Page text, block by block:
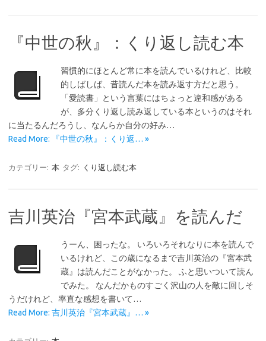
『中世の秋』：くり返し読む本
習慣的にほとんど常に本を読んでいるけれど、比較
的しばしば、昔読んだ本を読み返す方だと思う。
「愛読書」という言葉にはちょっと違和感がある
が、多分くり返し読み返している本というのはそれ
に当たるんだろうし、なんらか自分の好み…
Read More: 『中世の秋』：くり返… »
カテゴリー: 本 タグ: くり返し読む本
吉川英治『宮本武蔵』を読んだ
うーん、困ったな。 いろいろそれなりに本を読んで
いるけれど、この歳になるまで吉川英治の『宮本武
蔵』は読んだことがなかった。 ふと思いついて読ん
でみた。 なんだかものすごく沢山の人を敵に回しそ
うだけれど、率直な感想を書いて…
Read More: 吉川英治『宮本武蔵』… »